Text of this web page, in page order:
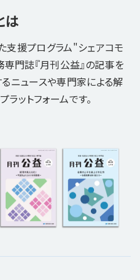
は
支援プログラム"シェアコモ
門誌『月刊公益』の記事を
ニュースや専門家による解
ットフォームです。